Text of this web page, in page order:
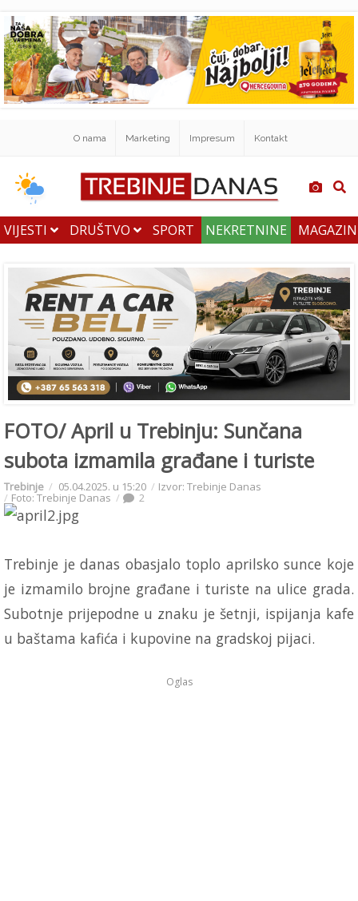
O nama Marketing Impresum Kontakt
VIJESTI DRUŠTVO SPORT NEKRETNINE
FOTO/ April u Trebinju: Sunčana
subota izmamila građane i turiste
Trebinje 05.04.2025. u 15:20 Izvor: Trebinje Danas
Foto: Trebinje Danas 2
Trebinje je danas obasjalo toplo aprilsko sunce koje
je izmamilo brojne građane i turiste na ulice grada.
Subotnje prijepodne u znaku je šetnji, ispijanja kafe
u baštama kafića i kupovine na gradskoj pijaci.
Oglas